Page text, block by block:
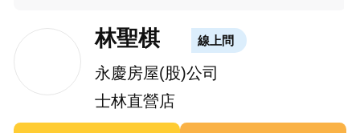
林聖棋 線上問
永慶房屋(股)公司
士林直營店